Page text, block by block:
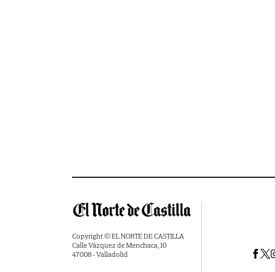
Copyright © EL NORTE DE CASTILLA
Calle Vázquez de Menchaca, 10
47008 - Valladolid